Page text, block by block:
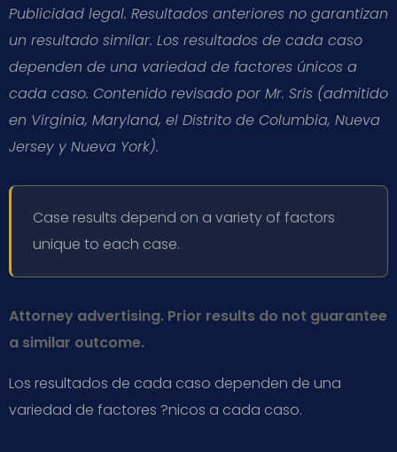
Publicidad legal. Resultados anteriores no garantizan
un resultado similar. Los resultados de cada caso
dependen de una variedad de factores únicos a
cada caso. Contenido revisado por Mr. Sris (admitido
en Virginia, Maryland, el Distrito de Columbia, Nueva
Jersey y Nueva York).
Case results depend on a variety of factors
unique to each case.
Attorney advertising. Prior results do not guarantee
a similar outcome.
Los resultados de cada caso dependen de una
variedad de factores ?nicos a cada caso.